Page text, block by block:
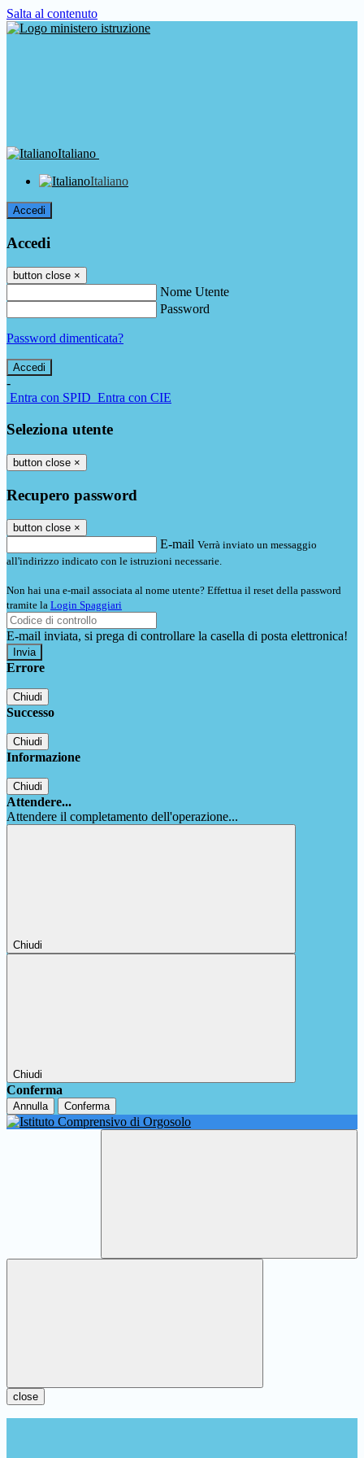
Salta al contenuto
Italiano
Italiano
Accedi
Accedi
button close ×
Nome Utente
Password
Password dimenticata?
-
Entra con SPID Entra con CIE
Seleziona utente
button close ×
Recupero password
button close ×
E-mail Verrà inviato un messaggio
all'indirizzo indicato con le istruzioni necessarie.
Non hai una e-mail associata al nome utente? Effettua il reset della password
tramite la Login Spaggiari
E-mail inviata, si prega di controllare la casella di posta elettronica!
Errore
Chiudi
Successo
Chiudi
Informazione
Chiudi
Attendere...
Attendere il completamento dell'operazione...
Chiudi
Chiudi
Conferma
Annulla Conferma
close